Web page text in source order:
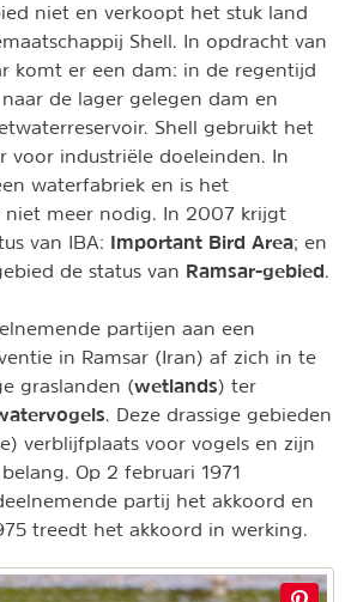
niet en verkoopt het stuk land
Shell. In opdracht van
komt er een dam: in de regentijd
de lager gelegen dam en
Shell gebruikt het
voor industriële doeleinden. In
waterfabriek en is het
niet meer nodig. In 2007 krijgt
van IBA: Important Bird Area; en
de status van Ramsar-gebied
partijen aan een
in Ramsar (Iran) af zich in te
graslanden (wetlands) ter
. Deze drassige gebieden
verblijfplaats voor vogels en zijn
Op 2 februari 1971
partij het akkoord en
treedt het akkoord in werking.